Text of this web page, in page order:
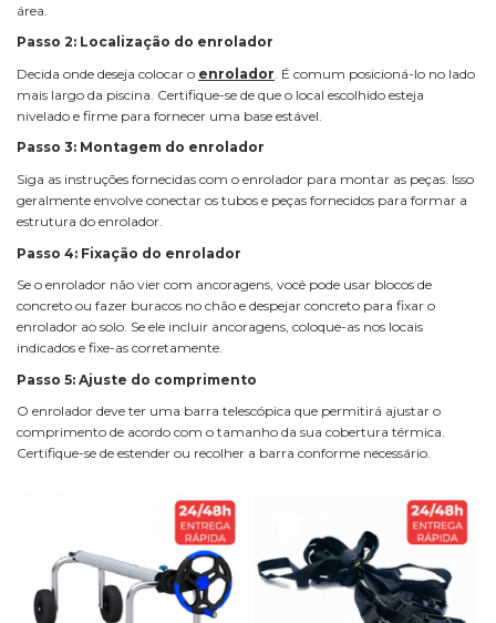
área.
Passo 2: Localização do enrolador
Decida onde deseja colocar o enrolador . É comum posicioná-lo no lado
mais largo da piscina. Certifique-se de que o local escolhido esteja
nivelado e firme para fornecer uma base estável.
Passo 3: Montagem do enrolador
Siga as instruções fornecidas com o enrolador para montar as peças. Isso
geralmente envolve conectar os tubos e peças fornecidos para formar a
estrutura do enrolador.
Passo 4: Fixação do enrolador
Se o enrolador não vier com ancoragens, você pode usar blocos de
concreto ou fazer buracos no chão e despejar concreto para fixar o
enrolador ao solo. Se ele incluir ancoragens, coloque-as nos locais
indicados e fixe-as corretamente.
Passo 5: Ajuste do comprimento
O enrolador deve ter uma barra telescópica que permitirá ajustar o
comprimento de acordo com o tamanho da sua cobertura térmica.
Certifique-se de estender ou recolher a barra conforme necessário.